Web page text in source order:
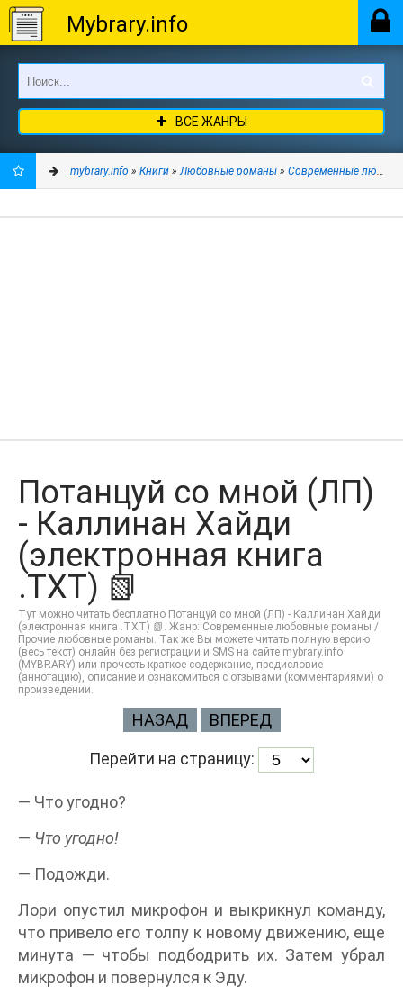
Mybrary.info
ВСЕ ЖАНРЫ
mybrary.info » Книги »Любовные романы » Современные
Потанцуй со мной (ЛП)
- Каллинан Хайди
(электронная книга
.TXT) 📗
Тут можно читать бесплатно Потанцуй со мной (ЛП) - Каллинан Хайди
(электронная книга .TXT) 📗. Жанр: Современные любовные романы /
Прочие любовные романы. Так же Вы можете читать полную версию
(весь текст) онлайн без регистрации и SMS на сайте mybrary.info
(MYBRARY) или прочесть краткое содержание, предисловие
(аннотацию), описание и ознакомиться с отзывами (комментариями) о
произведении.
НАЗАД ВПЕРЕД
Перейти на страницу:
— Что угодно?
— Что угодно!
— Подожди.
Лори опустил микрофон и выкрикнул команду,
что привело его толпу к новому движению, еще
минута — чтобы подбодрить их. Затем убрал
микрофон и повернулся к Эду.